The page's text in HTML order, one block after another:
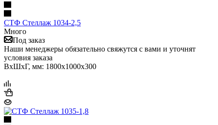
СТФ Стеллаж 1034-2,5
Много
Под заказ
Наши менеджеры обязательно свяжутся с вами и уточнят
условия заказа
ВхШхГ, мм: 1800x1000x300